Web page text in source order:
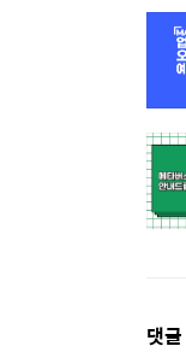
댓
댓글